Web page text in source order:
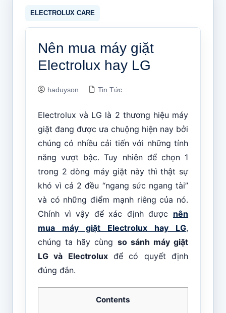
Nên mua máy giặt
Electrolux hay LG
haduyson Tin Tức
Electrolux và LG là 2 thương hiệu máy
giặt đang được ưa chuộng hiện nay bởi
chúng có nhiều cải tiến với những tính
năng vượt bậc. Tuy nhiên để chọn 1
trong 2 dòng máy giặt này thì thật sự
khó vì cả 2 đều “ngang sức ngang tài”
và có những điểm mạnh riêng của nó.
Chính vì vậy để xác định được nên
mua máy giặt Electrolux hay LG,
chúng ta hãy cùng so sánh máy giặt
LG và Electroluxđể có quyết định
đúng đắn.
Contents